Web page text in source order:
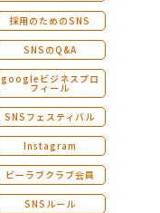
採用のためのSNS
SNSのQ&A
googleビジネスプロ
フィール
SNSフェスティバル
Instagram
ビーラブクラブ会員
SNSルール